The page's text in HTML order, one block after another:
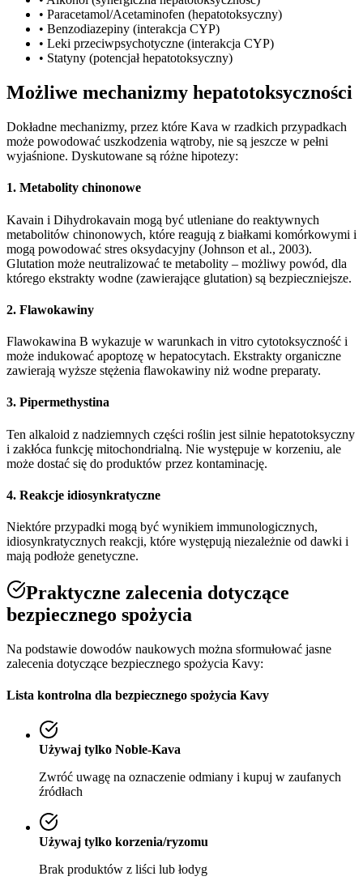
• Paracetamol/Acetaminofen (hepatotoksyczny)
• Benzodiazepiny (interakcja CYP)
• Leki przeciwpsychotyczne (interakcja CYP)
• Statyny (potencjał hepatotoksyczny)
Możliwe mechanizmy hepatotoksyczności
Dokładne mechanizmy, przez które Kava w rzadkich przypadkach
może powodować uszkodzenia wątroby, nie są jeszcze w pełni
wyjaśnione. Dyskutowane są różne hipotezy:
1. Metabolity chinonowe
Kavain i Dihydrokavain mogą być utleniane do reaktywnych
metabolitów chinonowych, które reagują z białkami komórkowymi i
mogą powodować stres oksydacyjny (Johnson et al., 2003).
Glutation może neutralizować te metabolity – możliwy powód, dla
którego ekstrakty wodne (zawierające glutation) są bezpieczniejsze.
2. Flawokawiny
Flawokawina B wykazuje w warunkach in vitro cytotoksyczność i
może indukować apoptozę w hepatocytach. Ekstrakty organiczne
zawierają wyższe stężenia flawokawiny niż wodne preparaty.
3. Pipermethystina
Ten alkaloid z nadziemnych części roślin jest silnie hepatotoksyczny
i zakłóca funkcję mitochondrialną. Nie występuje w korzeniu, ale
może dostać się do produktów przez kontaminację.
4. Reakcje idiosynkratyczne
Niektóre przypadki mogą być wynikiem immunologicznych,
idiosynkratycznych reakcji, które występują niezależnie od dawki i
mają podłoże genetyczne.
Praktyczne zalecenia dotyczące
bezpiecznego spożycia
Na podstawie dowodów naukowych można sformułować jasne
zalecenia dotyczące bezpiecznego spożycia Kavy:
Lista kontrolna dla bezpiecznego spożycia Kavy
Używaj tylko Noble-Kava
Zwróć uwagę na oznaczenie odmiany i kupuj w zaufanych
źródłach
Używaj tylko korzenia/ryzomu
Brak produktów z liści lub łodyg